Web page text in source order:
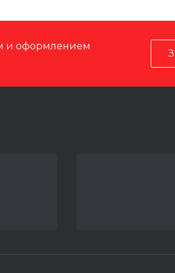
и оформлением